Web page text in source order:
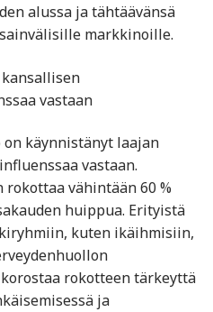
alussa ja tähtäävänsä
markkinoille.
vastaan
käynnistänyt laajan
vastaan.
vähintään 60 %
huippua. Erityistä
kuten ikäihmisiin,
rokotteen tärkeyttä
ja